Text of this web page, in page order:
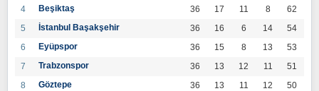
4
Beşiktaş 36 17 11 8
62
5
İstanbul Başakşehir 36 16 6 14
54
6
Eyüpspor 36 15 8 13
53
7
Trabzonspor 36 13 12 11
51
8
Göztepe 36 13 11 12
50